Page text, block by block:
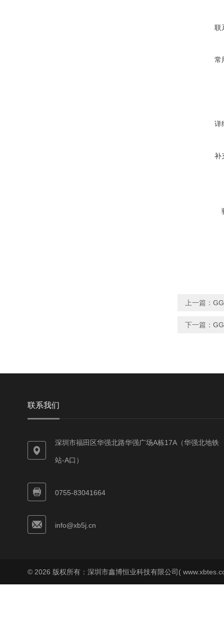
联
常
详
补
上一篇：
下一篇：
联系我们
深圳市福田区华强北路华强广场A栋17A（华强北地铁
站-A口）
0755-83041664
info@xb5j.cn
© 2026 版权所有：深圳市鑫博恒业科技有限公司(